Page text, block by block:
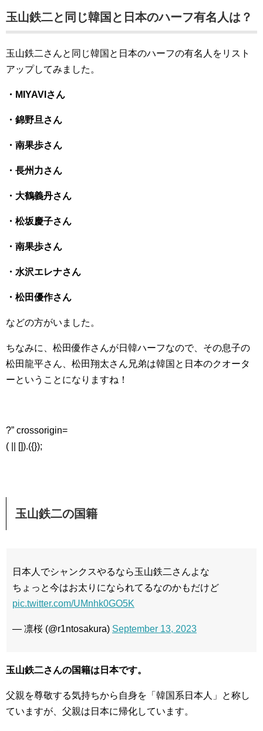
玉山鉄二と同じ韓国と日本のハーフ有名人は？
玉山鉄二さんと同じ韓国と日本のハーフの有名人をリスト
アップしてみました。
・MIYAVIさん
・錦野旦さん
・南果歩さん
・長州力さん
・大鶴義丹さん
・松坂慶子さん
・南果歩さん
・水沢エレナさん
・松田優作さん
などの方がいました。
ちなみに、松田優作さんが日韓ハーフなので、その息子の
松田龍平さん、松田翔太さん兄弟は韓国と日本のクオータ
ーということになりますね！
?” crossorigin=
( || []).({});
玉山鉄二の国籍
日本人でシャンクスやるなら玉山鉄二さんよな
ちょっと今はお太りになられてるなのかもだけど
pic.twitter.com/UMnhk0GO5K
— 凛桜 (@r1ntosakura) September 13, 2023
玉山鉄二さんの国籍は日本です。
父親を尊敬する気持ちから自身を「韓国系日本人」と称し
ていますが、父親は日本に帰化しています。